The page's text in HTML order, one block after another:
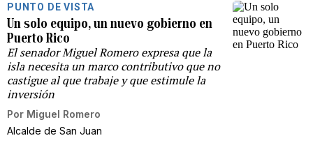
PUNTO DE VISTA
Un solo equipo, un nuevo gobierno en
Puerto Rico
El senador Miguel Romero expresa que la
isla necesita un marco contributivo que no
castigue al que trabaje y que estimule la
inversión
Por Miguel Romero
Alcalde de San Juan